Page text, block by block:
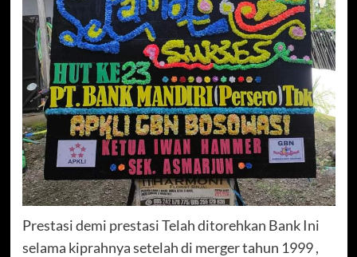
Prestasi demi prestasi Telah ditorehkan Bank Ini
selama kiprahnya setelah di merger tahun 1999 ,